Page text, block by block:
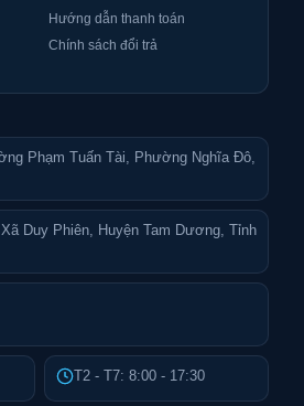
Hướng dẫn thanh toán
Chính sách đổi trả
Phạm Tuấn Tài, Phường Nghĩa Đô,
Duy Phiên, Huyện Tam Dương, Tỉnh
T2 - T7: 8:00 - 17:30